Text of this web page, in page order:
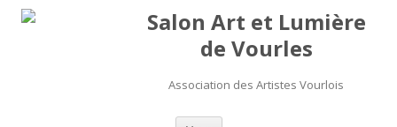
Salon Art et Lumière
de Vourles
Association des Artistes Vourlois
Aller au contenu